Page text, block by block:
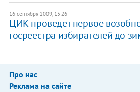
16 сентября 2009, 15:26
ЦИК проведет первое
госреестра избирателей до
Про нас
Реклама на сайте